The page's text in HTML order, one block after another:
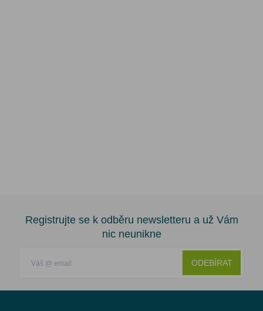
Registrujte se k odběru newsletteru a už Vám
nic neunikne
ODEBÍRAT